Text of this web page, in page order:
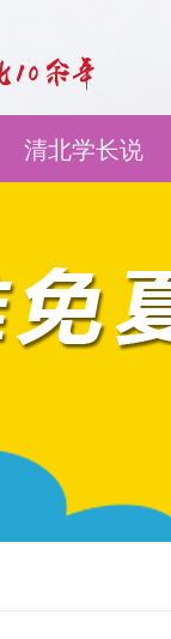
清北学长说